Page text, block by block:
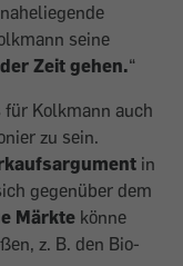
seine
Zeit ge­hen.“
Kolkmann auch
zu sein.
in
gegenüber dem
Märkte könne
z. B. den Bio-